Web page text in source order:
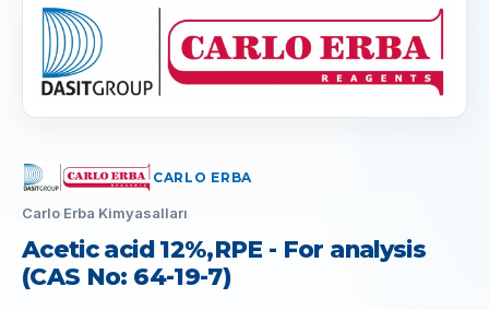
CARLO ERBA
Carlo Erba Kimyasalları
Acetic acid 12%,RPE - For analysis
(CAS No: 64-19-7)